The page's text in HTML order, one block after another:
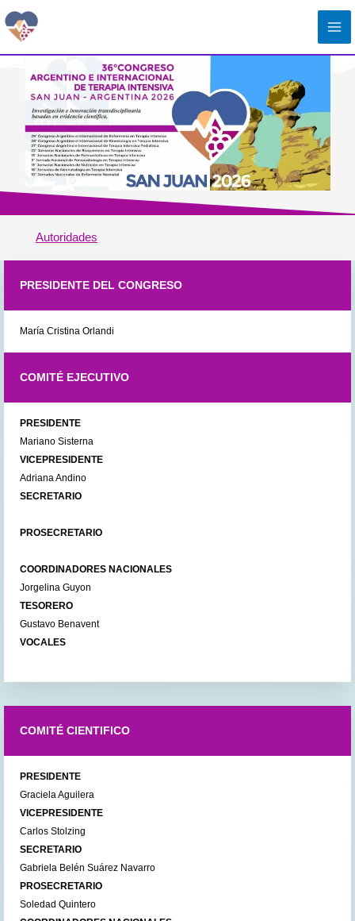
al
contenido
Autoridades
PRESIDENTE DEL CONGRESO
María Cristina Orlandi
COMITÉ EJECUTIVO
PRESIDENTE
Mariano Sisterna
VICEPRESIDENTE
Adriana Andino
SECRETARIO
PROSECRETARIO
COORDINADORES NACIONALES
Jorgelina Guyon
TESORERO
Gustavo Benavent
VOCALES
COMITÉ CIENTIFICO
PRESIDENTE
Graciela Aguilera
VICEPRESIDENTE
Carlos Stolzing
SECRETARIO
Gabriela Belén Suárez Navarro
PROSECRETARIO
Soledad Quintero